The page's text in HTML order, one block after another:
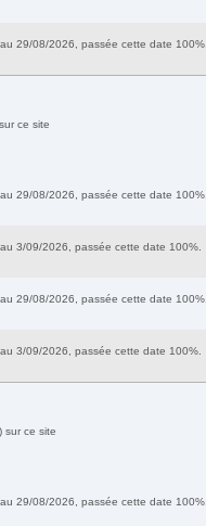
29/08/2026, passée cette date 100%.
ce site
29/08/2026, passée cette date 100%.
3/09/2026, passée cette date 100%.
29/08/2026, passée cette date 100%.
3/09/2026, passée cette date 100%.
sur ce site
29/08/2026, passée cette date 100%.